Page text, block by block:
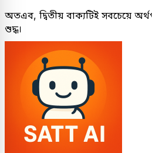
অতএব, দ্বিতীয় বাক্যটিই সবচেয়ে
শুদ্ধ।